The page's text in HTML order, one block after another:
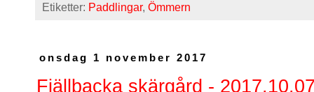
Etiketter: Paddlingar, Ömmern
onsdag 1 november 2017
Fjällbacka skärgård -